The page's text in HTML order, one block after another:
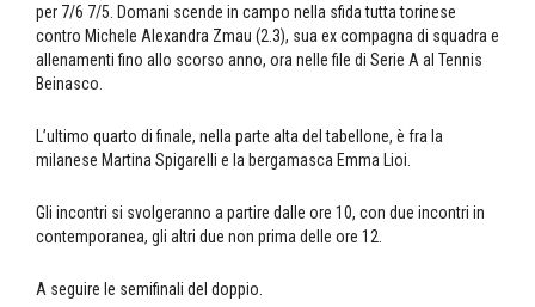
per 7/6 7/5. Domani scende in campo nella sfida tutta torinese
contro Michele Alexandra Zmau (2.3), sua ex compagna di squadra e
allenamenti fino allo scorso anno, ora nelle file di Serie A al Tennis
Beinasco.
L’ultimo quarto di finale, nella parte alta del tabellone, è fra la
milanese Martina Spigarelli e la bergamasca Emma Lioi.
Gli incontri si svolgeranno a partire dalle ore 10, con due incontri in
contemporanea, gli altri due non prima delle ore 12.
A seguire le semifinali del doppio.